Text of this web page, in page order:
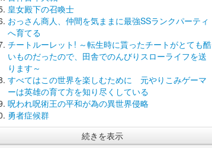
皇女殿下の召喚士
おっさん商人、仲間を気ままに最強SSランクパーティ
へ育てる
チートルーレット! ～転生時に貰ったチートがとても酷
いものだったので、田舎でのんびりスローライフを送
ります～
すべてはこの世界を楽しむために 元やりこみゲーマ
ーは英雄の育て方を知り尽くしている
呪われ呪術王の平和が為の異世界侵略
勇者症候群
続きを表示